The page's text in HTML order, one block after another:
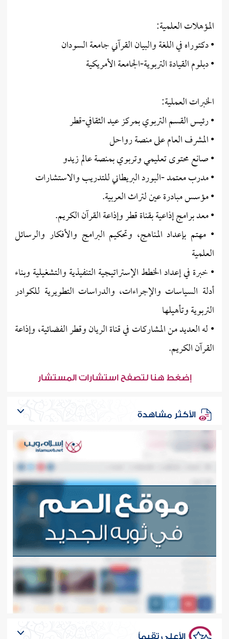
المؤهلات العلمية:
• دكتوراه في اللغة والبيان القرآني جامعة السودان
• دبلوم القيادة التربوية-الجامعة الأمريكية
الخبرات العملية:
• رئيس القسم التربوي بمركز عيد الثقافي-قطر
• المشرف العام على منصة رواحل
• صانع محتوى تعليمي وتربوي بمنصة عالم زيدو
• مدرب معتمد -البورد البريطاني للتدريب والاستشارات
• مؤسس مبادرة عين لتراث العربية.
• معد برامج إذاعية بقناة قطر وإذاعة القرآن الكريم.
• مهتم بإعداد المناهج، وتحكيم البرامج والأفكار والرسائل
العلمية
• خبرة في إعداد الخطط الإستراتيجية التنفيذية والتشغيلية وبناء
أدلة السياسات والإجراءات، والدراسات التطويرية للكوادر
التربوية وتأهيلها
• له العديد من المشاركات في قناة الريان وقطر الفضائية، وإذاعة
القرآن الكريم.
إضغط هنا لتصفح استشارات المستشار
الأكثر مشاهدة
الأعلى تقيماً